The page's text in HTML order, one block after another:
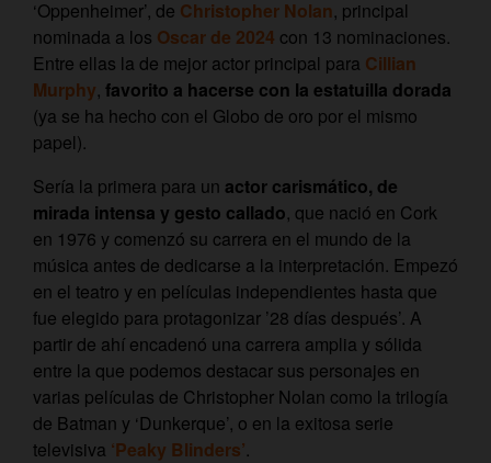
‘Oppenheimer’, de Christopher Nolan, principal
nominada a los Oscar de 2024 con 13 nominaciones.
Entre ellas la de mejor actor principal para Cillian
Murphy, favorito a hacerse con la estatuilla dorada
(ya se ha hecho con el Globo de oro por el mismo
papel).
Sería la primera para un actor carismático, de
mirada intensa y gesto callado, que nació en Cork
en 1976 y comenzó su carrera en el mundo de la
música antes de dedicarse a la interpretación. Empezó
en el teatro y en películas independientes hasta que
fue elegido para protagonizar ’28 días después’. A
partir de ahí encadenó una carrera amplia y sólida
entre la que podemos destacar sus personajes en
varias películas de Christopher Nolan como la trilogía
de Batman y ‘Dunkerque’, o en la exitosa serie
televisiva ‘Peaky Blinders’.